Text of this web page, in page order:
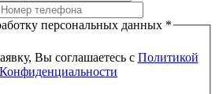
персональных данных *
Вы соглашаетесь с Политикой
Конфиденциальности